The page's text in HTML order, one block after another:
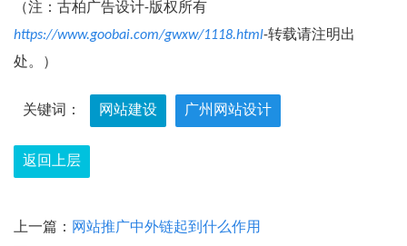
（注：古柏广告设计-版权所有
https://www.goobai.com/gwxw/1118.html-转载请注明出
处。）
关键词： 网站建设 广州网站设计
返回上层
上一篇： 网站推广中外链起到什么作用